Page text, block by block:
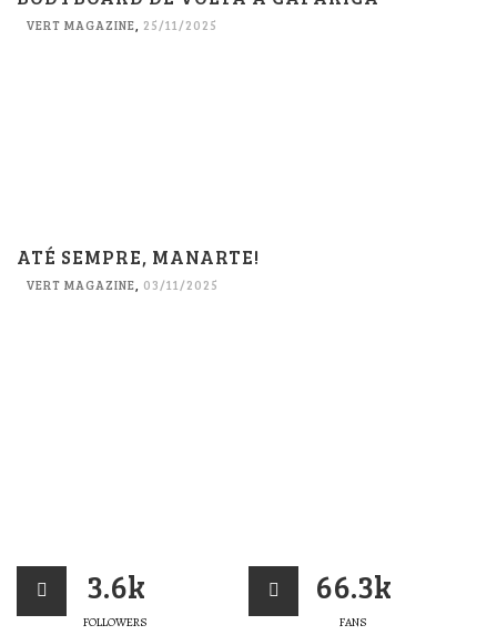
VERT MAGAZINE, 25/11/2025
ATÉ SEMPRE, MANARTE!
VERT MAGAZINE, 03/11/2025
3.6k
FOLLOWERS
66.3k
FANS